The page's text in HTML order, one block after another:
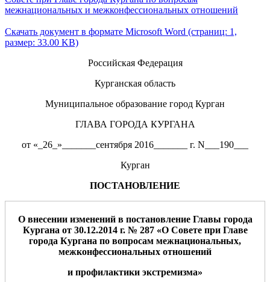
межнациональных и межконфессиональных отношений
Скачать документ в формате Microsoft Word (страниц: 1,
размер: 33.00 KB)
Российская Федерация
Курганская область
Муниципальное образование город Курган
ГЛАВА ГОРОДА КУРГАНА
от «_26_»_______сентября 2016_______ г. N___190___
Курган
ПОСТАНОВЛЕНИЕ
О внесении измененийв постановление Главы города
Кургана от 30.12.2014г. № 287 «О Совете при Главе
города Кургана по вопросам межнациональных,
межконфессиональных отношений
и профилактики экстремизма»